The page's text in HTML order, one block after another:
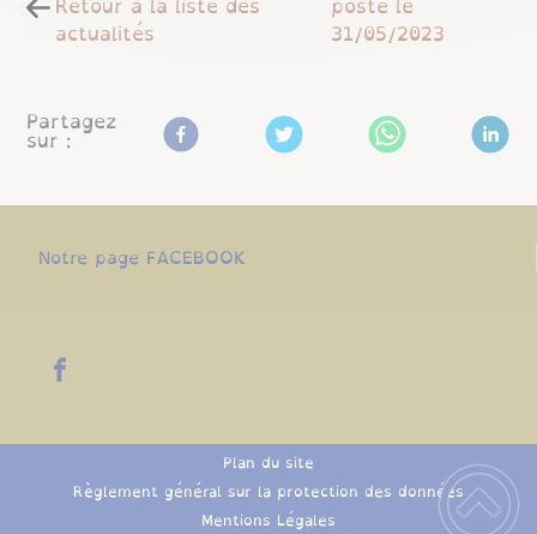
actualités
31/05/2023
Partagez
sur :
Notre page FACEBOOK
Plan du site
Règlement général sur la protection des données
Mentions Légales